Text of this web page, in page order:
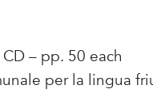
– pp. 50 each
per la lingua